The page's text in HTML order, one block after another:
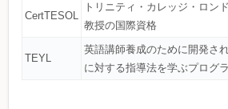
CertTESOL
トリニティ・カレッジ・ロン
教授の国際資格
TEYL
英語講師養成のために開発さ
に対する指導法を学ぶプログ